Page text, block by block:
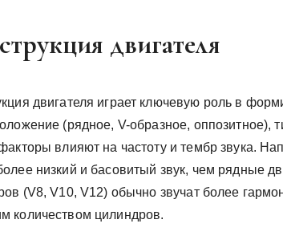
двигателя
двигателя играет ключевую роль в
(рядное, V-образное, оппозитное),
влияют на частоту и тембр звука.
низкий и басовитый звук, чем рядные
(V8, V10, V12) обычно звучат более
количеством цилиндров.